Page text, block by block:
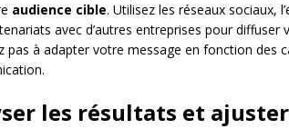
audience cible. Utilisez les réseaux sociaux,
avec d’autres entreprises pour
pas à adapter votre message en fonction des
les résultats et